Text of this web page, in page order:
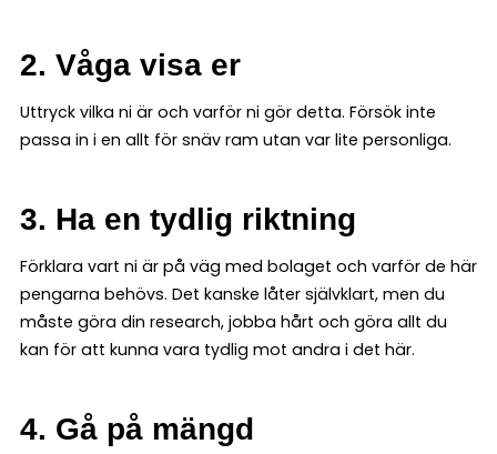
2. Våga visa er
Uttryck vilka ni är och varför ni gör detta. Försök inte
passa in i en allt för snäv ram utan var lite personliga.
3. Ha en tydlig riktning
Förklara vart ni är på väg med bolaget och varför de här
pengarna behövs. Det kanske låter självklart, men du
måste göra din research, jobba hårt och göra allt du
kan för att kunna vara tydlig mot andra i det här.
4. Gå på mängd